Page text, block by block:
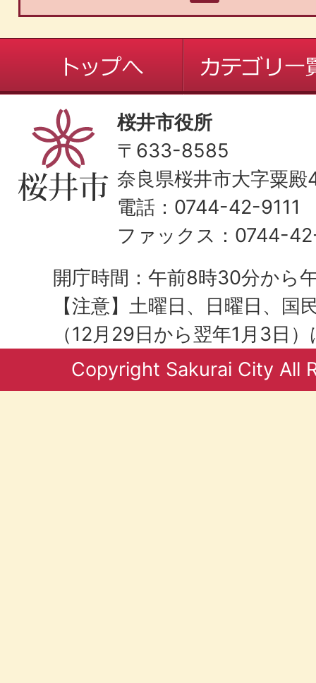
桜井市役所
〒633-8585
奈良県桜井市大字粟
電話：0744-42-9111
ファックス：0744-
開庁時間：午前8時30分から
【注意】土曜日、日曜日、国
（12月29日から翌年1月3日
Copyright Sakurai City All